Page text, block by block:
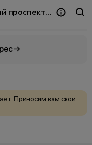
Новосибирск. Красный проспект
→
Приносим вам свои